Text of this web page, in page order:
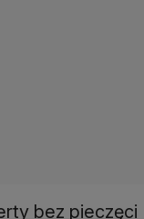
bez pieczęci